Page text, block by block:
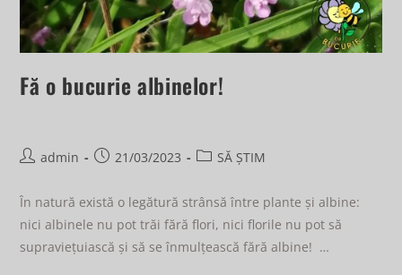
Fă o bucurie albinelor!
admin 21/03/2023 SĂ ȘTIM
În natură există o legătură strânsă între plante și albine:
nici albinele nu pot trăi fără flori, nici florile nu pot să
supraviețuiască și să se înmulțească fără albine! …